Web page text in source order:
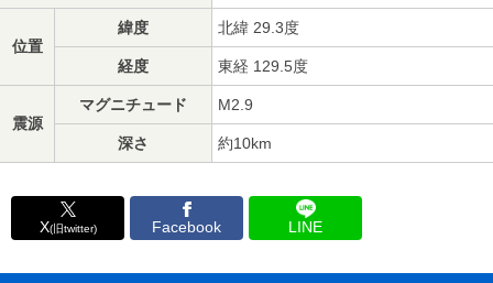
位置
緯度 北緯 29.3度
経度 東経 129.5度
震源
マグニチュード M2.9
深さ 約10km
X(旧twitter) Facebook LINE